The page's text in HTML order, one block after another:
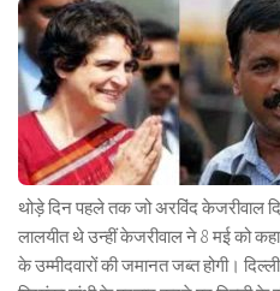
थोड़े दिन पहले तक जो अरविंद केजरीवाल
लालयीत थे उन्हीं केजरीवाल ने 8 मई को
के उम्मीदवारों की जमानत जब्त होगी।